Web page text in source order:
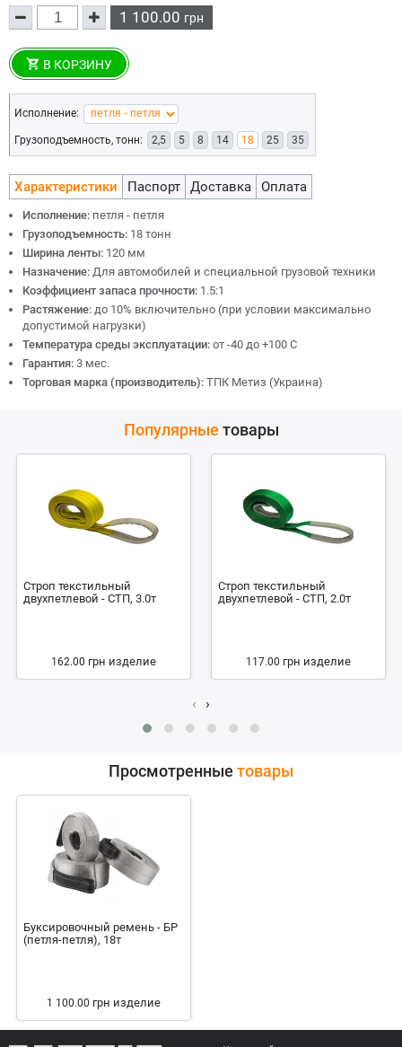
1 100.00 грн
В КОРЗИНУ
Исполнение:
Грузоподъемность, тонн: 2,5 5 8 14 18 25 35
Характеристики Паспорт Доставка Оплата
Исполнение: петля - петля
Грузоподъемность: 18 тонн
Ширина ленты: 120 мм
Назначение: Для автомобилей и специальной грузовой техники
Коэффициент запаса прочности: 1.5:1
Растяжение: до 10% включительно (при условии максимально
допустимой нагрузки)
Температура среды эксплуатации: от -40 до +100 С
Гарантия: 3 мес.
Торговая марка (производитель): ТПК Метиз (Украина)
Популярные товары
Строп текстильный
двухпетлевой - СТП, 3.0т
162.00 грн изделие
Строп текстильный
двухпетлевой - СТП, 2.0т
117.00 грн изделие
‹ ›
Просмотренные товары
Буксировочный ремень - БР
(петля-петля), 18т
1 100.00 грн изделие